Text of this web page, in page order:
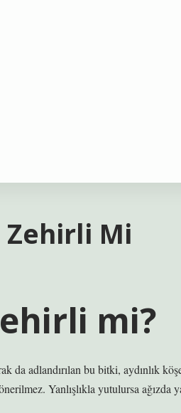
Zehirli Mi
mi?
da adlandırılan bu bitki, aydınlık
Yanlışlıkla yutulursa ağızda